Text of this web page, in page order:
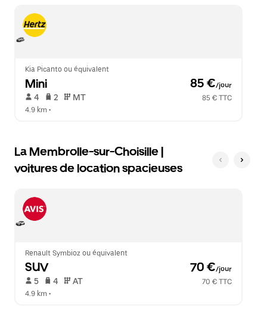
Kia Picanto ou équivalent
Mini 85 €/jour
4 2 MT
85 € TTC
4.9 km •
La Membrolle-sur-Choisille |
voitures de location spacieuses
Renault Symbioz ou équivalent
SUV 70 €/jour
5 4 AT
70 € TTC
4.9 km •